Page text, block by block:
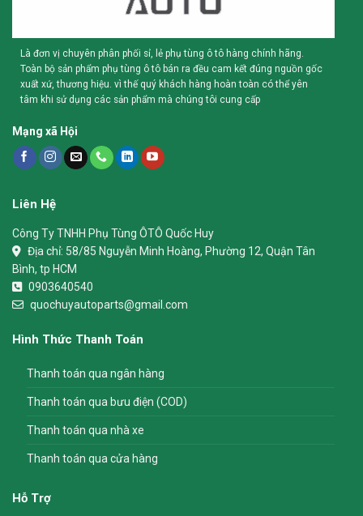
Là đơn vị chuyên phân phối sỉ, lẻ phụ tùng ô tô hàng chính hãng.
Toàn bộ sản phẩm phụ tùng ô tô bán ra đều cam kết đúng nguồn gốc
xuất xứ, thương hiệu. vì thế quý khách hàng hoàn toàn có thể yên
tâm khi sử dụng các sản phẩm mà chúng tôi cung cấp
Mạng xã Hội
Liên Hệ
Công Ty TNHH Phụ Tùng ÔTÔ Quốc Huy
Địa chỉ: 58/85 Nguyễn Minh Hoàng, Phường 12, Quận Tân
Bình, tp HCM
0903640540
quochuyautoparts@gmail.com
Hình Thức Thanh Toán
Thanh toán qua ngân hàng
Thanh toán qua bưu điện (COD)
Thanh toán qua nhà xe
Thanh toán qua cửa hàng
Hỗ Trợ